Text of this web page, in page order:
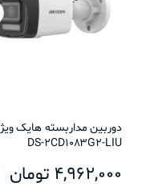
دوربین مداربسته هایک
DS-2CD1083G2-LIU
4,962,000 تومان